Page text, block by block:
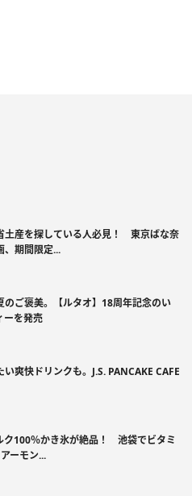
土産を探している人必見！ 東京ばな奈
、期間限定...
のご褒美。【ルタオ】18周年記念のい
ーを発売
爽快ドリンクも。J.S. PANCAKE CAFE
ク100％かき氷が絶品！ 池袋でビタミ
ーモン...